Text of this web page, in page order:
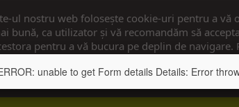
ul nostru web folosește cookie-uri pentru a vă
bună, ca utilizator și vă recomandăm să
pentru a vă bucura pe deplin de navigare.
detalii Personalizați cookie-urile
unable to get Form details Details: Error